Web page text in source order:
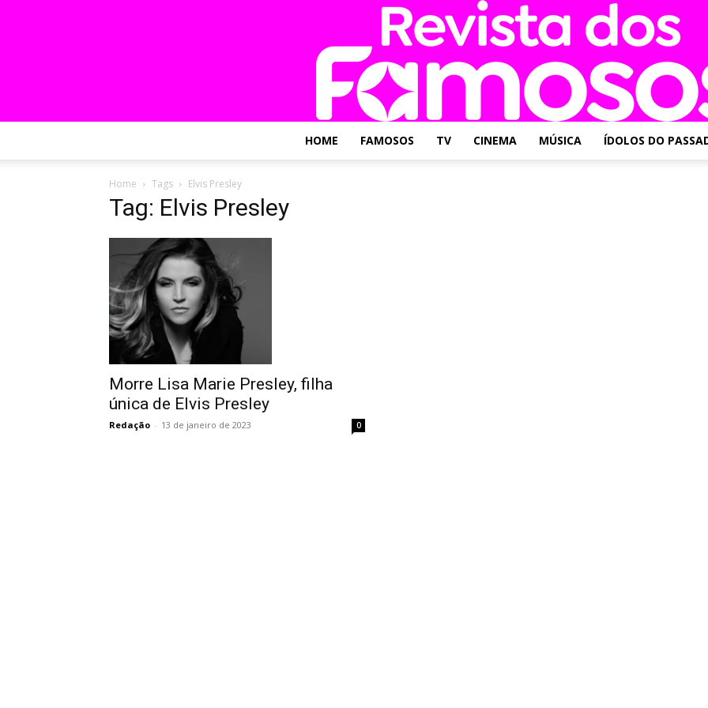
HOME FAMOSOS TV CINEMA MÚSICA ÍDOLOS DO
Home Tags Elvis Presley
Tag: Elvis Presley
Morre Lisa Marie Presley, filha
única de Elvis Presley
Redação - 13 de janeiro de 2023 0